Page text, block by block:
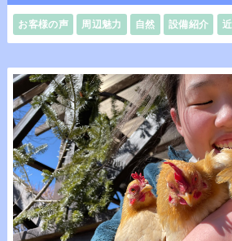
お客様の声 周辺魅力 自然 設備紹介